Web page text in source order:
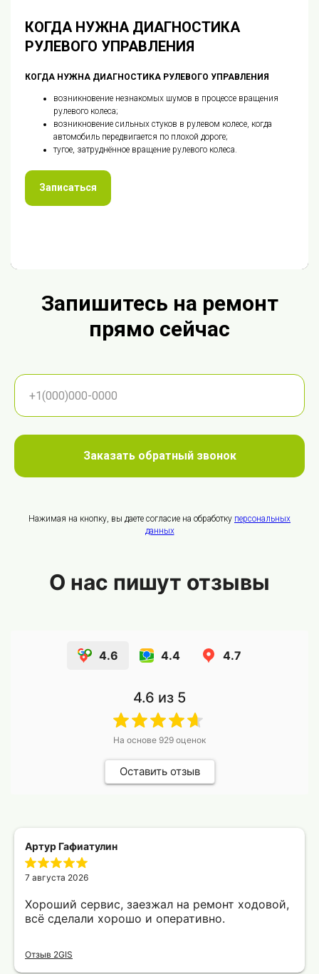
КОГДА НУЖНА ДИАГНОСТИКА
РУЛЕВОГО УПРАВЛЕНИЯ
КОГДА НУЖНА ДИАГНОСТИКА РУЛЕВОГО УПРАВЛЕНИЯ
возникновение незнакомых шумов в процессе вращения
рулевого колеса;
возникновение сильных стуков в рулевом колесе, когда
автомобиль передвигается по плохой дороге;
тугое, затруднённое вращение рулевого колеса.
Записаться
Запишитесь на ремонт
прямо сейчас
Заказать обратный звонок
Нажимая на кнопку, вы даете согласие на обработку персональных
данных
О нас пишут отзывы
4.6 4.4 4.7
4.6 из 5
На основе 929 оценок
Оставить отзыв
Артур Гафиатулин
7 августа 2026
Хороший сервис, заезжал на ремонт ходовой,
всё сделали хорошо и оперативно.
Отзыв 2GIS